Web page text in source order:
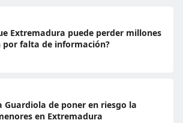
Extremadura puede perder millones
por falta de información?
Guardiola de poner en riesgo la
en Extremadura